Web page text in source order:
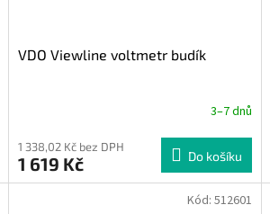
VDO Viewline voltmetr budík
3–7 dnů
1 338,02 Kč bez DPH
1 619 Kč Do košíku
Kód: 512601